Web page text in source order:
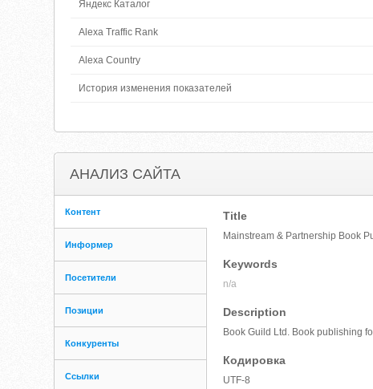
Яндекс Каталог
Alexa Traffic Rank
Alexa Country
История изменения показателей
АНАЛИЗ САЙТА
Контент
Информер
Посетители
Позиции
Конкуренты
Ссылки
Title
Mainstream & Partnership Book
Keywords
n/a
Description
Book Guild Ltd. Book publishing
Кодировка
UTF-8